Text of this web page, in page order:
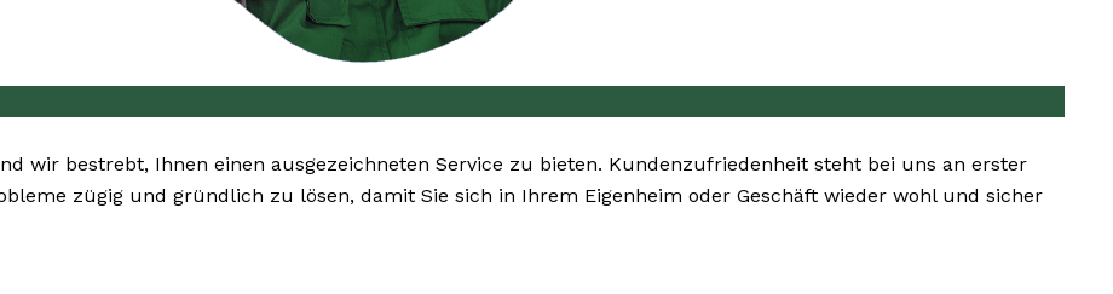
wir bestrebt, Ihnen einen ausgezeichneten Service zu bieten. Kundenzufriedenheit steht bei uns an erster
zügig und gründlich zu lösen, damit Sie sich in Ihrem Eigenheim oder Geschäft wieder wohl und sicher